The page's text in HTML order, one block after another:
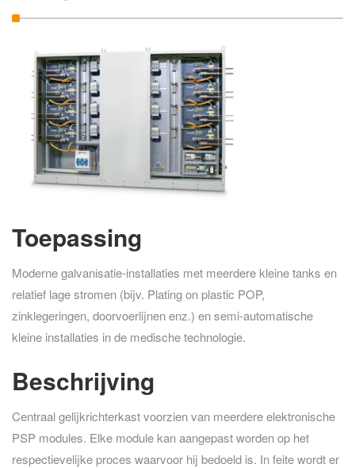
Toepassing
Moderne galvanisatie-installaties met meerdere kleine tanks en
relatief lage stromen (bijv. Plating on plastic POP,
zinklegeringen, doorvoerlijnen enz.) en semi-automatische
kleine installaties in de medische technologie.
Beschrijving
Centraal gelijkrichterkast voorzien van meerdere elektronische
PSP modules. Elke module kan aangepast worden op het
respectievelijke proces waarvoor hij bedoeld is. In feite wordt er